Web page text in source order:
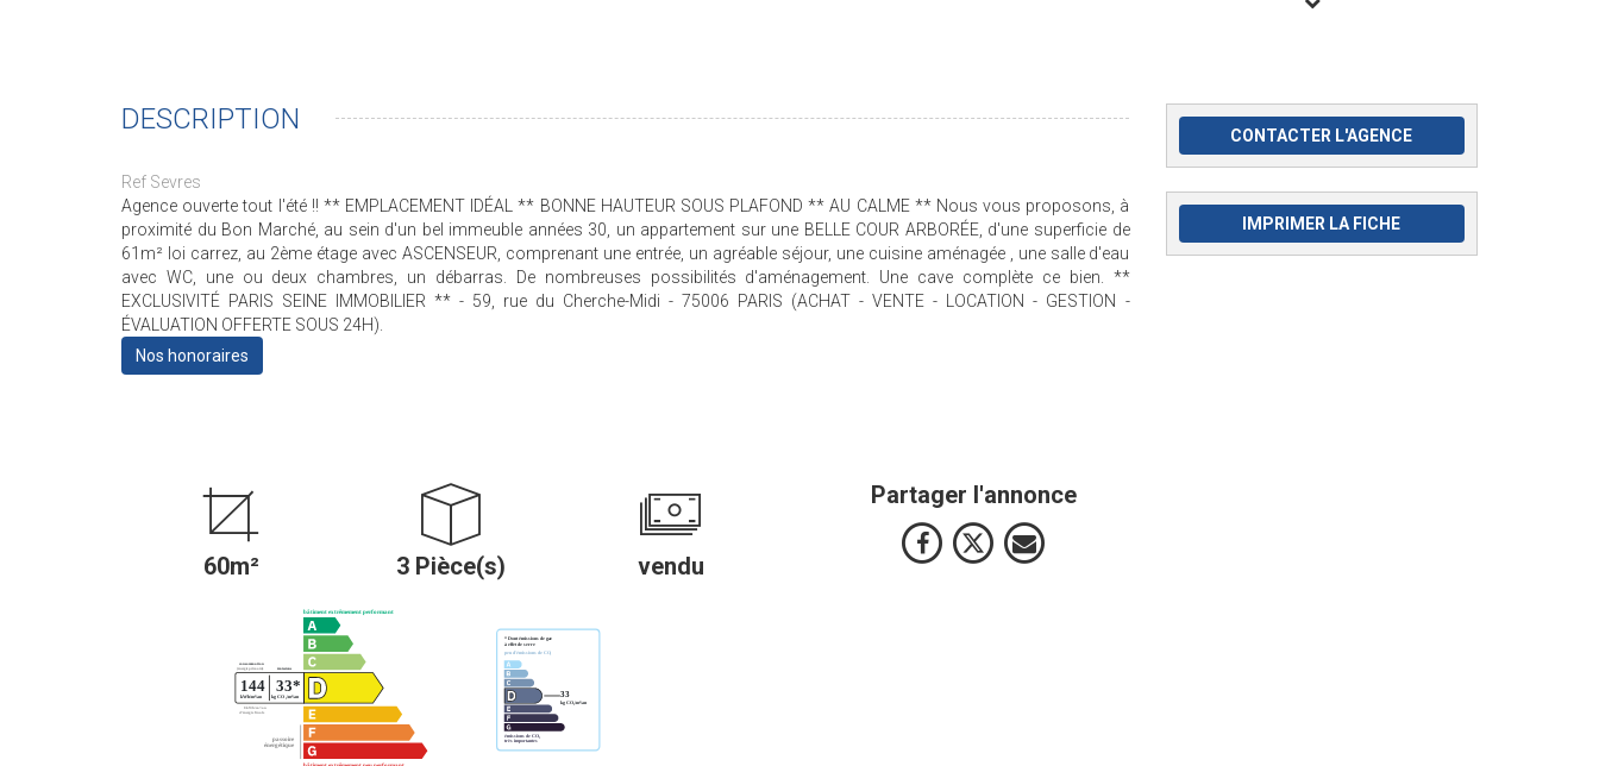
DESCRIPTION
Ref Sevres
Agence ouverte tout l'été !! ** EMPLACEMENT IDÉAL ** BONNE HAUTEUR SOUS PLAFOND ** AU CALME ** Nous vous proposons, à
proximité du Bon Marché, au sein d'un bel immeuble années 30, un appartement sur une BELLE COUR ARBORÉE, d'une superficie de
61m² loi carrez, au 2ème étage avec ASCENSEUR, comprenant une entrée, un agréable séjour, une cuisine aménagée , une salle d'eau
avec WC, une ou deux chambres, un débarras. De nombreuses possibilités d'aménagement. Une cave complète ce bien. **
EXCLUSIVITÉ PARIS SEINE IMMOBILIER ** - 59, rue du Cherche-Midi - 75006 PARIS (ACHAT - VENTE - LOCATION - GESTION -
ÉVALUATION OFFERTE SOUS 24H).
Nos honoraires
60m² 3 Pièce(s) vendu
Partager l'annonce
CONTACTER L'AGENCE
IMPRIMER LA FICHE